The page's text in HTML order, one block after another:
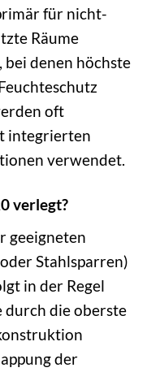
für nicht-
Räume
denen höchste
oft
integrierten
verwendet.
verlegt?
geeigneten
Stahlsparren)
in der Regel
durch die oberste
der